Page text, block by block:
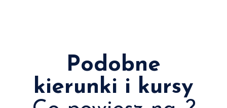
Podobne
kierunki i kursy